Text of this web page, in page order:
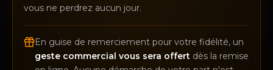
vous ne perdrez aucun jour.
En guise de remerciement pour votre fidélité, un
geste commercial vous sera offert dès la remise